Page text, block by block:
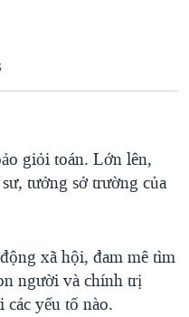
giỏi toán. Lớn lên,
tưởng sở trường của
xã hội, đam mê tìm
người và chính trị
yếu tố nào.